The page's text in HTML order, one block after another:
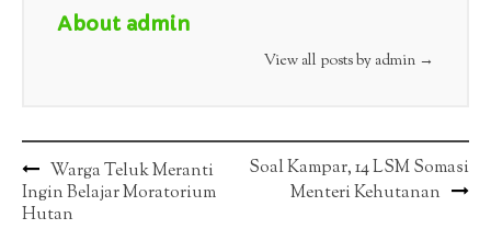
About admin
View all posts by admin →
Post
navigation
Warga Teluk Meranti
Ingin Belajar Moratorium
Hutan
Soal Kampar, 14 LSM Somasi
Menteri Kehutanan